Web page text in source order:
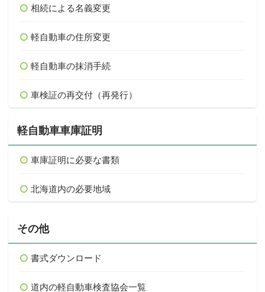
相続による名義変更
軽自動車の住所変更
軽自動車の抹消手続
車検証の再交付（再発行）
軽自動車車庫証明
車庫証明に必要な書類
北海道内の必要地域
その他
書式ダウンロード
道内の軽自動車検査協会一覧